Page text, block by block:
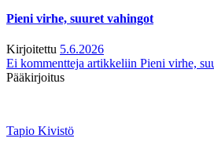
Pieni virhe, suuret vahingot
Kirjoitettu 5.6.2026
Ei kommentteja artikkeliin Pieni virhe,
Pääkirjoitus
Tapio Kivistö